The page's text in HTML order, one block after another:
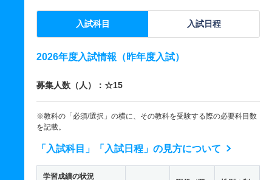
入試科目 入試日程
2026年度入試情報（昨年度入試）
募集人数（人）：☆15
※教科の「必須/選択」の横に、その教科を受験する際の必要科目数
を記載。
「入試科目」「入試日程」の見方について
学習成績の状況